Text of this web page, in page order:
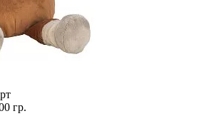
гр.